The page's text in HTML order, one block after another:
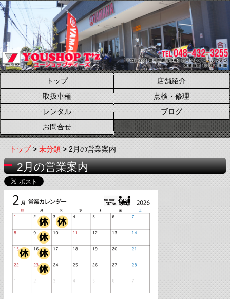
トップ
店舗紹介
取扱車種
点検・修理
レンタル
ブログ
お問合せ
トップ>未分類> 2月の営業案内
2月の営業案内